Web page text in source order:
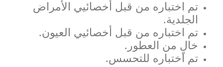
تم اختباره من قبل أخصائيي الأمراض
الجلدية.
تم اختباره من قبل أخصائيي العيون.
خالٍ من العطور.
تم اختباره للتحسس.